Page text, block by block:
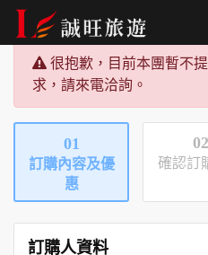
很抱歉，目前本團暫不
求，請來電洽詢。
01
訂購內容及優
惠
02
確認訂
訂購人資料